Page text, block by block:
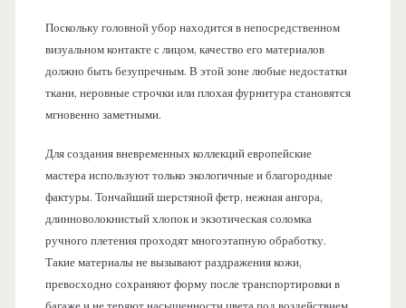
Поскольку головной убор находится в непосредственном
визуальном контакте с лицом, качество его материалов
должно быть безупречным. В этой зоне любые недостатки
ткани, неровные строчки или плохая фурнитура становятся
мгновенно заметными.
Для создания вневременных коллекций европейские
мастера используют только экологичные и благородные
фактуры. Тончайший шерстяной фетр, нежная ангора,
длинноволокнистый хлопок и экзотическая соломка
ручного плетения проходят многоэтапную обработку.
Такие материалы не вызывают раздражения кожи,
превосходно сохраняют форму после транспортировки в